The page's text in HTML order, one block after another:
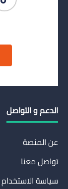
الدعم و التواصل
عن المنصة
تواصل معنا
سياسة الاستخدام